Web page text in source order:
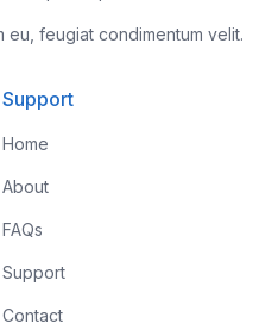
eu, feugiat condimentum velit.
Support
Home
About
FAQs
Support
Contact